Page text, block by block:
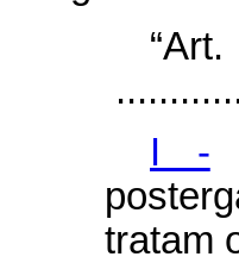
I -
tratam